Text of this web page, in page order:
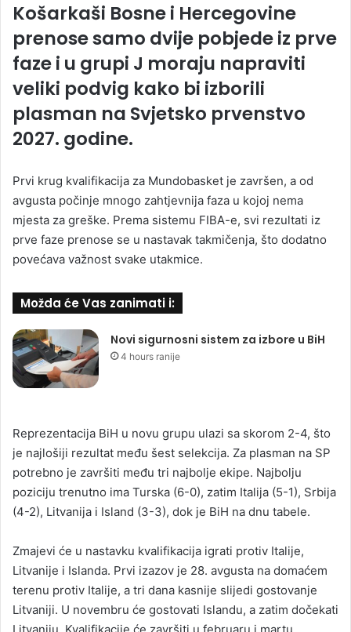
Košarkaši Bosne i Hercegovine
prenose samo dvije pobjede iz prve
faze i u grupi J moraju napraviti
veliki podvig kako bi izborili
plasman na Svjetsko prvenstvo
2027. godine.
Prvi krug kvalifikacija za Mundobasket je završen, a od
avgusta počinje mnogo zahtjevnija faza u kojoj nema
mjesta za greške. Prema sistemu FIBA-e, svi rezultati iz
prve faze prenose se u nastavak takmičenja, što dodatno
povećava važnost svake utakmice.
Možda će Vas zanimati i:
Novi sigurnosni sistem za izbore u BiH
4 hours ranije
Reprezentacija BiH u novu grupu ulazi sa skorom 2-4, što
je najlošiji rezultat među šest selekcija. Za plasman na SP
potrebno je završiti među tri najbolje ekipe. Najbolju
poziciju trenutno ima Turska (6-0), zatim Italija (5-1), Srbija
(4-2), Litvanija i Island (3-3), dok je BiH na dnu tabele.
Zmajevi će u nastavku kvalifikacija igrati protiv Italije,
Litvanije i Islanda. Prvi izazov je 28. avgusta na domaćem
terenu protiv Italije, a tri dana kasnije slijedi gostovanje
Litvaniji. U novembru će gostovati Islandu, a zatim dočekati